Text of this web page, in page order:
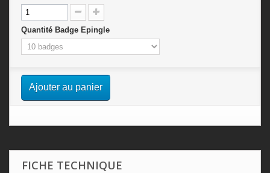
Quantité Badge Epingle
Ajouter au panier
FICHE TECHNIQUE